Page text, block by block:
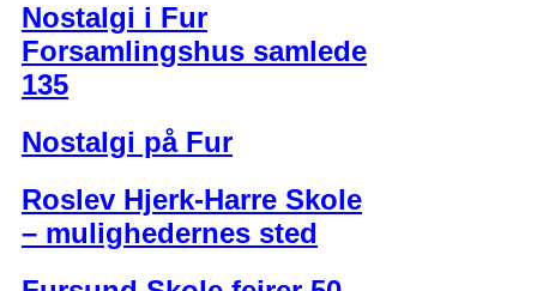
Nostalgi i Fur
Forsamlingshus samlede
135
Nostalgi på Fur
Roslev Hjerk-Harre Skole
– mulighedernes sted